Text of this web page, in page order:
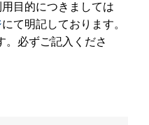
目的につきましては
にて明記しております。
。必ずご記入くださ